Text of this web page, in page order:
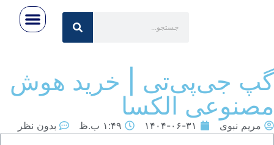
جی‌پی‌تی | خرید هوش
الکسا
مریم نبوی ۱۴۰۴-۰۶-۳۱ ۱:۴۹ ب.ظ بدون نظر